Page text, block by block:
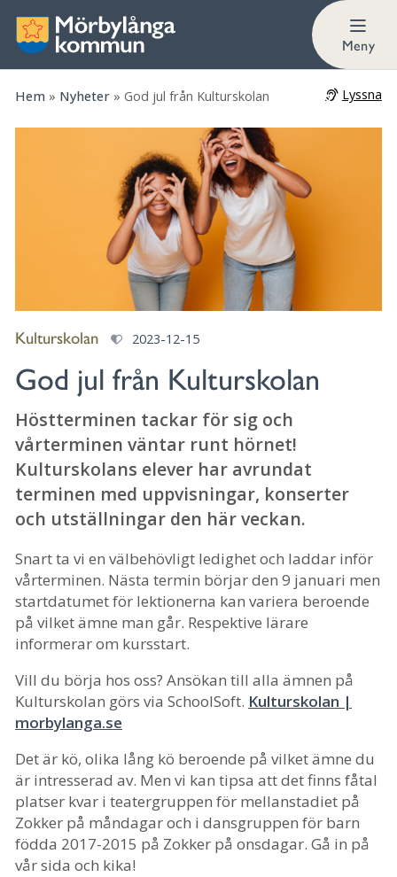
Meny
Hem » Nyheter » God jul från Kulturskolan Lyssna
Kulturskolan 2023-12-15
God jul från Kulturskolan
Höstterminen tackar för sig och
vårterminen väntar runt hörnet!
Kulturskolans elever har avrundat
terminen med uppvisningar, konserter
och utställningar den här veckan.
Snart ta vi en välbehövligt ledighet och laddar inför
vårterminen. Nästa termin börjar den 9 januari men
startdatumet för lektionerna kan variera beroende
på vilket ämne man går. Respektive lärare
informerar om kursstart.
Vill du börja hos oss? Ansökan till alla ämnen på
Kulturskolan görs via SchoolSoft. Kulturskolan |
morbylanga.se
Det är kö, olika lång kö beroende på vilket ämne du
är intresserad av. Men vi kan tipsa att det finns fåtal
platser kvar i teatergruppen för mellanstadiet på
Zokker på måndagar och i dansgruppen för barn
födda 2017-2015 på Zokker på onsdagar. Gå in på
vår sida och kika!